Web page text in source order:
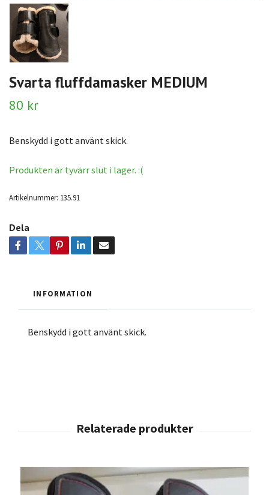
Svarta fluffdamasker MEDIUM
80 kr
Benskydd i gott använt skick.
Produkten är tyvärr slut i lager. :(
Artikelnummer: 135.91
Dela
INFORMATION
Benskydd i gott använt skick.